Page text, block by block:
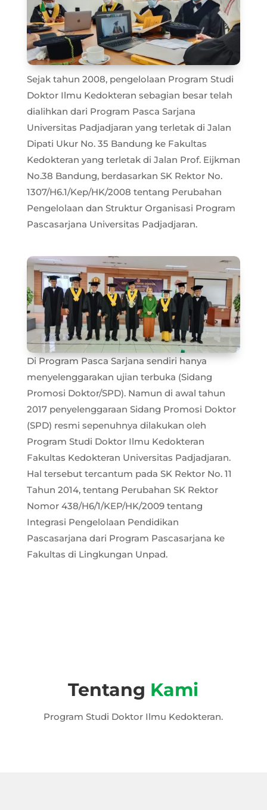
Sejak tahun 2008, pengelolaan Program Studi
Doktor Ilmu Kedokteran sebagian besar telah
dialihkan dari Program Pasca Sarjana
Universitas Padjadjaran yang terletak di Jalan
Dipati Ukur No. 35 Bandung ke Fakultas
Kedokteran yang terletak di Jalan Prof. Eijkman
No.38 Bandung, berdasarkan SK Rektor No.
1307/H6.1/Kep/HK/2008 tentang Perubahan
Pengelolaan dan Struktur Organisasi Program
Pascasarjana Universitas Padjadjaran.
Di Program Pasca Sarjana sendiri hanya
menyelenggarakan ujian terbuka (Sidang
Promosi Doktor/SPD). Namun di awal tahun
2017 penyelenggaraan Sidang Promosi Doktor
(SPD) resmi sepenuhnya dilakukan oleh
Program Studi Doktor Ilmu Kedokteran
Fakultas Kedokteran Universitas Padjadjaran.
Hal tersebut tercantum pada SK Rektor No. 11
Tahun 2014, tentang Perubahan SK Rektor
Nomor 438/H6/1/KEP/HK/2009 tentang
Integrasi Pengelolaan Pendidikan
Pascasarjana dari Program Pascasarjana ke
Fakultas di Lingkungan Unpad.
Tentang Kami
Program Studi Doktor Ilmu Kedokteran.